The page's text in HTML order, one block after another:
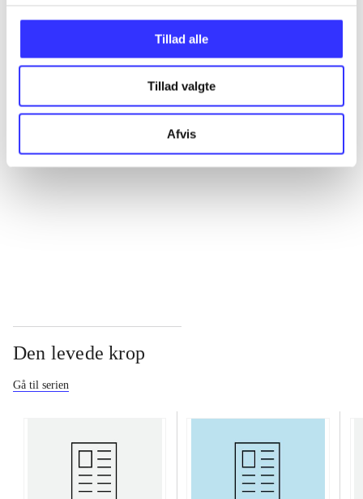
Tillad alle
Tillad valgte
Afvis
...
...
Den levede krop
Gå til serien